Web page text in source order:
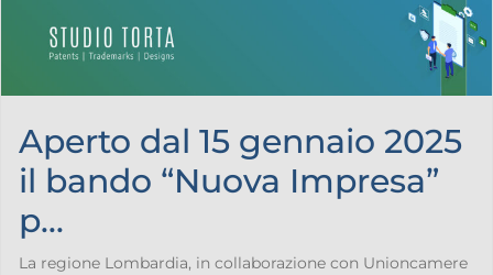
Aperto dal 15 gennaio 2025
il bando “Nuova Impresa”
p...
La regione Lombardia, in collaborazione con Unioncamere